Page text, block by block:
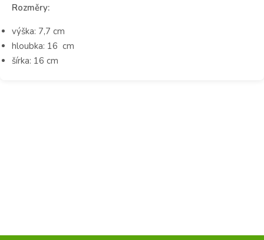
Rozměry:
výška: 7,7 cm
hloubka: 16 cm
šírka: 16 cm